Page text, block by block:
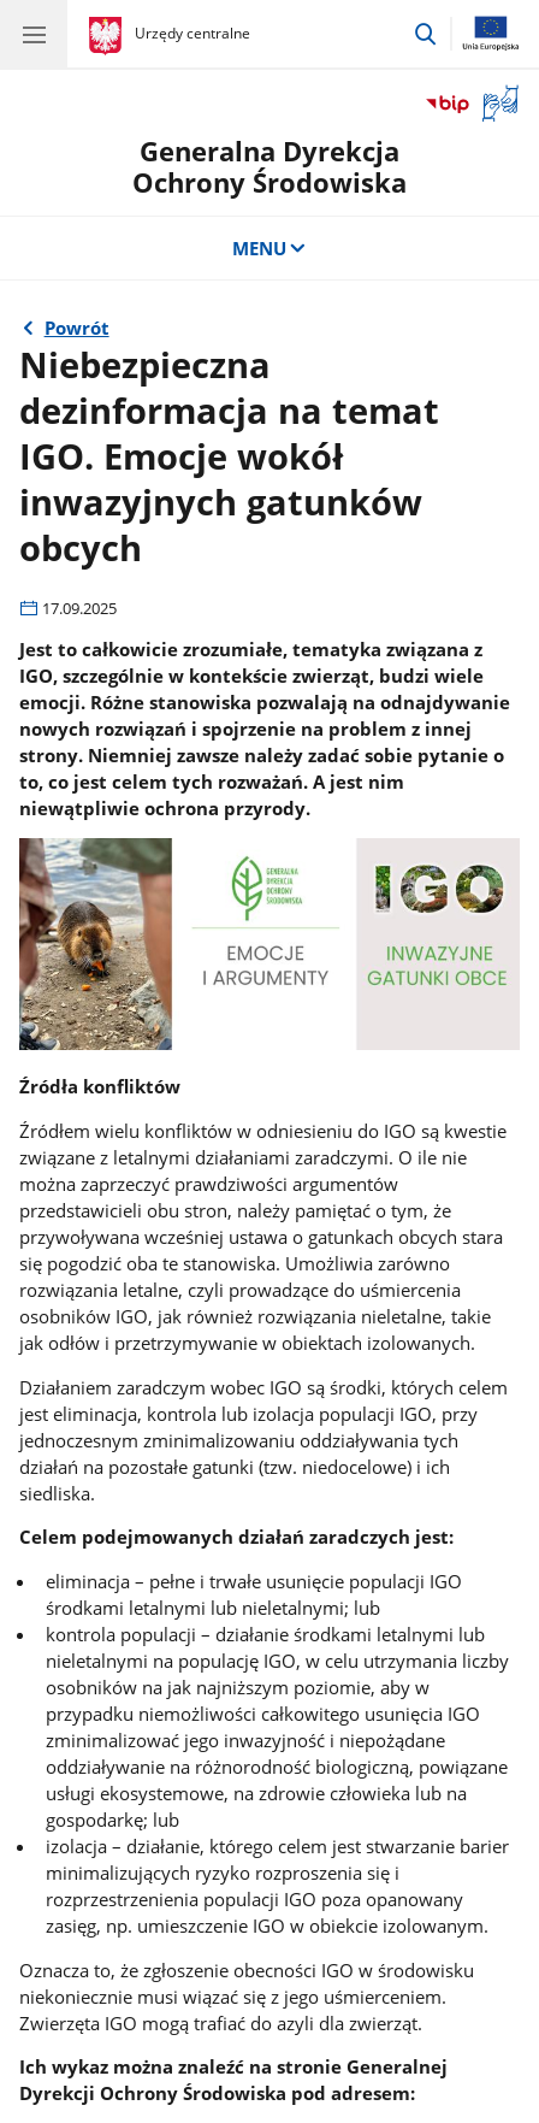
gov.pl
Urzędy centralne
gov.pl
Urzędy
przejdź
okno
Generalna Dyrekcja
Ochrony Środowiska
MENU
Powrót
Niebezpieczna
dezinformacja na temat
IGO. Emocje wokół
inwazyjnych gatunków
obcych
17.09.2025
Jest to całkowicie zrozumiałe, tematyka związana z
IGO, szczególnie w kontekście zwierząt, budzi wiele
emocji. Różne stanowiska pozwalają na odnajdywanie
nowych rozwiązań i spojrzenie na problem z innej
strony. Niemniej zawsze należy zadać sobie pytanie o
to, co jest celem tych rozważań. A jest nim
niewątpliwie ochrona przyrody.
Źródła konfliktów
Źródłem wielu konfliktów w odniesieniu do IGO są kwestie
związane z letalnymi działaniami zaradczymi. O ile nie
można zaprzeczyć prawdziwości argumentów
przedstawicieli obu stron, należy pamiętać o tym, że
przywoływana wcześniej ustawa o gatunkach obcych stara
się pogodzić oba te stanowiska. Umożliwia zarówno
rozwiązania letalne, czyli prowadzące do uśmiercenia
osobników IGO, jak również rozwiązania nieletalne, takie
jak odłów i przetrzymywanie w obiektach izolowanych.
Działaniem zaradczym wobec IGO są środki, których celem
jest eliminacja, kontrola lub izolacja populacji IGO, przy
jednoczesnym zminimalizowaniu oddziaływania tych
działań na pozostałe gatunki (tzw. niedocelowe) i ich
siedliska.
Celem podejmowanych działań zaradczych jest:
eliminacja – pełne i trwałe usunięcie populacji IGO
środkami letalnymi lub nieletalnymi; lub
kontrola populacji – działanie środkami letalnymi lub
nieletalnymi na populację IGO, w celu utrzymania liczby
osobników na jak najniższym poziomie, aby w
przypadku niemożliwości całkowitego usunięcia IGO
zminimalizować jego inwazyjność i niepożądane
oddziaływanie na różnorodność biologiczną, powiązane
usługi ekosystemowe, na zdrowie człowieka lub na
gospodarkę; lub
izolacja – działanie, którego celem jest stwarzanie barier
minimalizujących ryzyko rozproszenia się i
rozprzestrzenienia populacji IGO poza opanowany
zasięg, np. umieszczenie IGO w obiekcie izolowanym.
Oznacza to, że zgłoszenie obecności IGO w środowisku
niekoniecznie musi wiązać się z jego uśmierceniem.
Zwierzęta IGO mogą trafiać do azyli dla zwierząt.
Ich wykaz można znaleźć na stronie Generalnej
Dyrekcji Ochrony Środowiska pod adresem: